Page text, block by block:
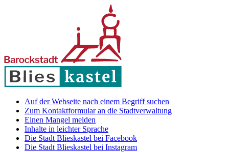
Auf der Webseite nach einem Begriff suchen
Zum Kontaktformular an die Stadtverwaltung
Einen Mangel melden
Inhalte in leichter Sprache
Die Stadt Blieskastel bei Facebook
Die Stadt Blieskastel bei Instagram